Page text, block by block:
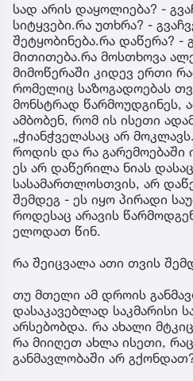
სად არის დაყოლიება? -
სიტყვები.რა უთხრა? -
შეტყობინება.რა დაწერა? -
მითითება.რა მოსთხოვა
მიმოწერაში კიდევ ერთი
რომელიც საზოგადოებას
მონსტრად წარმოუდგინეს,
ამბობენ, რომ ის ისეთი
„ჭიანჭველასაც არ
როდის და რა გარემოებაში
ეს არ დაწერილა ნიას
სასამართლოსთვის, არ
შემდეგ - ეს იყო პირადი
როდესაც არავის
ელოდათ წინ.
რა შეიცვალა ათი თვის
თუ მთელი ამ დროის
დასაკავებლად საკმარისი
არსებობდა. რა ახალი
რა მიიღეთ ახლა ისეთი,
განმავლობაში არ